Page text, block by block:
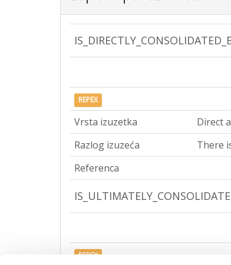
REPEX
Vrsta izuzetka
Direct
Razlog izuzeća
There
Referenca
REPEX